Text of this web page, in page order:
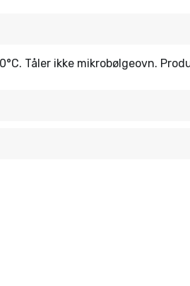
Tåler ikke mikrobølgeovn.